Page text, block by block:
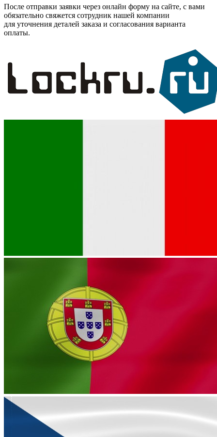
После отправки заявки через онлайн форму на сайте, с вами
обязательно свяжется сотрудник нашей компании
для уточнения деталей заказа и согласования варианта
оплаты.